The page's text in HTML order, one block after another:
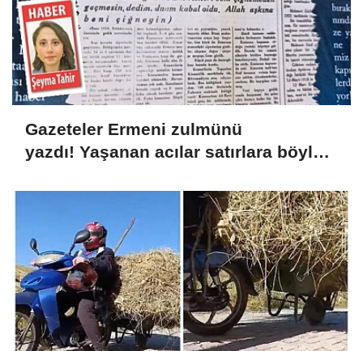
Gazeteler Ermeni zulmünü
yazdı! Yaşanan acılar satırlara böyle